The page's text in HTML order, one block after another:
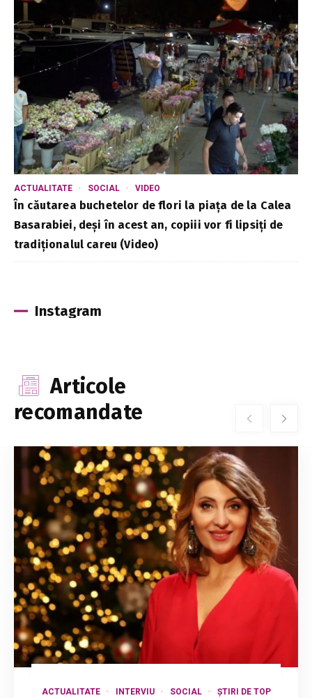
ACTUALITATE SOCIAL VIDEO
În căutarea buchetelor de flori la piața de la Calea
Basarabiei, deși în acest an, copiii vor fi lipsiți de
tradiționalul careu (Video)
Instagram
Articole
recomandate
ACTUALITATE INTERVIU SOCIAL ȘTIRI DE TOP